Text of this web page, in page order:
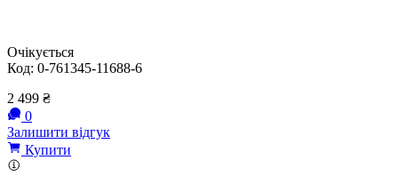
Очікується
Код: 0-761345-11688-6
2 499 ₴
0
Залишити відгук
Купити